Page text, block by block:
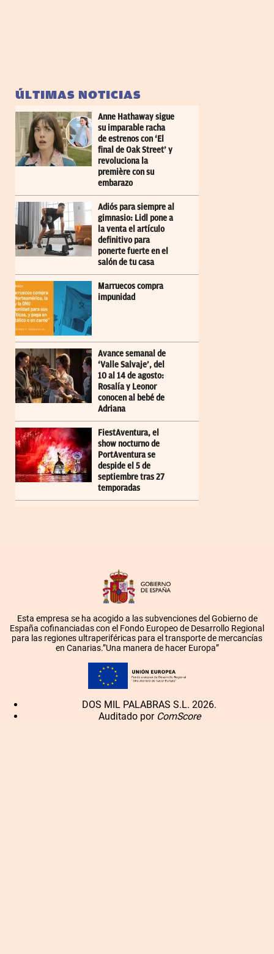
ÚLTIMAS NOTICIAS
Anne Hathaway sigue
su imparable racha
de estrenos con ‘El
final de Oak Street’ y
revoluciona la
première con su
embarazo
Adiós para siempre al
gimnasio: Lidl pone a
la venta el artículo
definitivo para
ponerte fuerte en el
salón de tu casa
Marruecos compra
impunidad
Avance semanal de
‘Valle Salvaje’, del
10 al 14 de agosto:
Rosalía y Leonor
conocen al bebé de
Adriana
FiestAventura, el
show nocturno de
PortAventura se
despide el 5 de
septiembre tras 27
temporadas
Esta empresa se ha acogido a las subvenciones del Gobierno de
España cofinanciadas con el Fondo Europeo de Desarrollo Regional
para las regiones ultraperiféricas para el transporte de mercancías
en Canarias.”Una manera de hacer Europa”
DOS MIL PALABRAS S.L. 2026.
Auditado por ComScore